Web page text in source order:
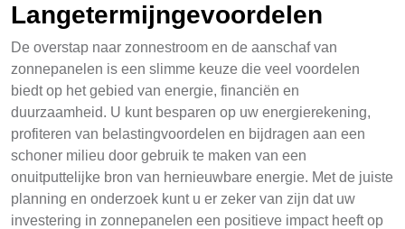
Langetermijngevoordelen
De overstap naar zonnestroom en de aanschaf van
zonnepanelen is een slimme keuze die veel voordelen
biedt op het gebied van energie, financiën en
duurzaamheid. U kunt besparen op uw energierekening,
profiteren van belastingvoordelen en bijdragen aan een
schoner milieu door gebruik te maken van een
onuitputtelijke bron van hernieuwbare energie. Met de juiste
planning en onderzoek kunt u er zeker van zijn dat uw
investering in zonnepanelen een positieve impact heeft op